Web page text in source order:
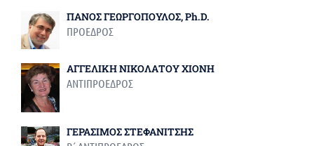
ΠΑΝΟΣ ΓΕΩΡΓΟΠΟΥΛΟΣ, Ph.D.
ΠΡΟΕΔΡΟΣ
ΑΓΓΕΛΙΚΗ ΝΙΚΟΛΑΤΟΥ ΧΙΟΝΗ
ΑΝΤΙΠΡΟΕΔΡΟΣ
ΓΕΡΑΣΙΜΟΣ ΣΤΕΦΑΝΙΤΣΗΣ